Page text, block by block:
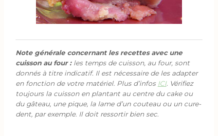
Note générale concernant les recettes avec une
cuisson au four :les temps de cuisson, au four, sont
donnés à titre indicatif. Il est nécessaire de les adapter
en fonction de votre matériel. Plus d’infos ICI. Vérifiez
toujours la cuisson en plantant au centre du cake ou
du gâteau, une pique, la lame d’un couteau ou un cure-
dent, par exemple. Il doit ressortir bien sec.